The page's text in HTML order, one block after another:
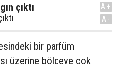
çıktı
A+
A-
bir parfüm
üzerine bölgeye çok